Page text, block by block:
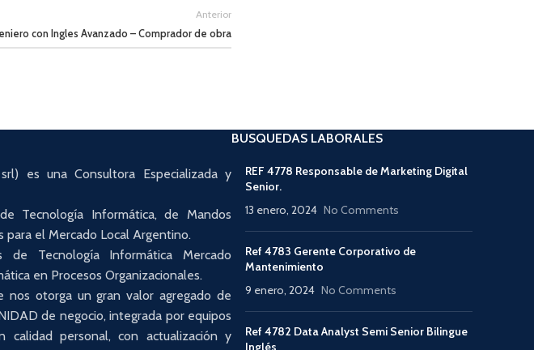
Anterior
con Ingles Avanzado – Comprador de obra
es una Consultora Especializada y
Tecnología Informática, de Mandos
para el Mercado Local Argentino.
de Tecnología Informática Mercado
en Procesos Organizacionales.
otorga un gran valor agregado de
de negocio, integrada por equipos
calidad personal, con actualización y
BUSQUEDAS LABORALES
REF 4778 Responsable de Marketing Digital
Senior.
13 enero, 2024 No Comments
Ref 4783 Gerente Corporativo de
Mantenimiento
9 enero, 2024 No Comments
Ref 4782 Data Analyst Semi Senior Bilingue
Inglés